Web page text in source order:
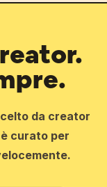
da creator
curato per